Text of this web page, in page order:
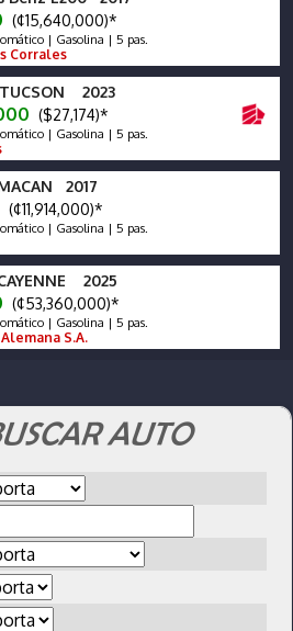
(¢15,640,000)*
| Gasolina | 5 pas.
Corrales
2023
($27,174)*
| Gasolina | 5 pas.
2017
(¢11,914,000)*
| Gasolina | 5 pas.
2025
(¢53,360,000)*
| Gasolina | 5 pas.
S.A.